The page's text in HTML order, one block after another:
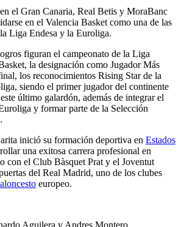
el Gran Canaria, Real Betis y MoraBanc
en el Valencia Basket como una de las
Liga Endesa y la Euroliga.
figuran el campeonato de la Liga
la designación como Jugador Más
los reconocimientos Rising Star de la
siendo el primer jugador del continente
último galardón, además de integrar el
y formar parte de la Selección
inició su formación deportiva en Estados
una exitosa carrera profesional en
con el Club Bàsquet Prat y el Joventut
del Real Madrid, uno de los clubes
europeo.